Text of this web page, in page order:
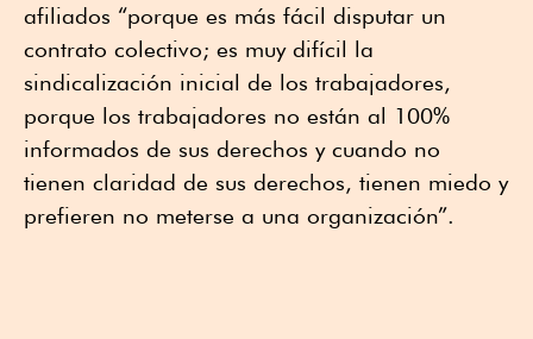
afiliados “porque es más fácil disputar un
contrato colectivo; es muy difícil la
sindicalización inicial de los trabajadores,
porque los trabajadores no están al 100%
informados de sus derechos y cuando no
tienen claridad de sus derechos, tienen miedo y
prefieren no meterse a una organización”.